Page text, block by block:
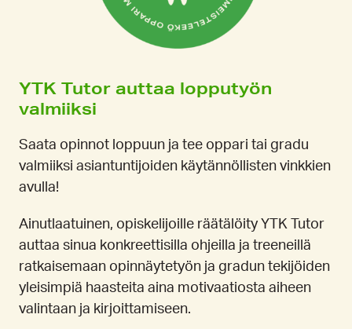
YTK Tutor auttaa lopputyön
valmiiksi
Saata opinnot loppuun ja tee oppari tai gradu
valmiiksi asiantuntijoiden käytännöllisten vinkkien
avulla!
Ainutlaatuinen, opiskelijoille räätälöity YTK Tutor
auttaa sinua konkreettisilla ohjeilla ja treeneillä
ratkaisemaan opinnäytetyön ja gradun tekijöiden
yleisimpiä haasteita aina motivaatiosta aiheen
valintaan ja kirjoittamiseen.